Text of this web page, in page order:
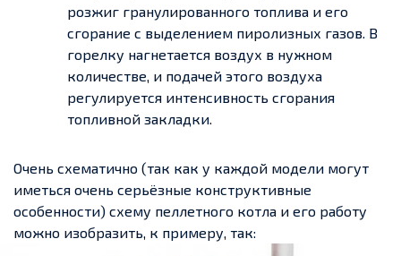
розжиг гранулированного топлива и его
сгорание с выделением пиролизных газов. В
горелку нагнетается воздух в нужном
количестве, и подачей этого воздуха
регулируется интенсивность сгорания
топливной закладки.
Очень схематично (так как у каждой модели могут
иметься очень серьёзные конструктивные
особенности) схему пеллетного котла и его работу
можно изобразить, к примеру, так: